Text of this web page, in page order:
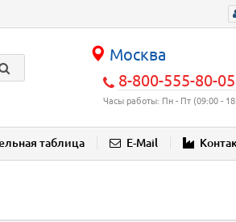
Москва
8-800-555-80-05
Часы работы: Пн - Пт (09:00 -
таблица E-Mail